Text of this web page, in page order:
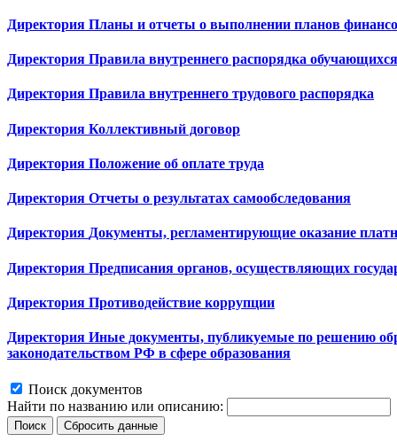
Директория Планы и отчеты о выполнении планов
Директория Правила внутреннего распорядка обучающихся
Директория Правила внутреннего трудового распорядка
Директория Коллективный договор
Директория Положение об оплате труда
Директория Отчеты о результатах самообследования
Директория Документы, регламентирующие оказание
Директория Предписания органов, осуществляющих
Директория Противодействие коррупции
Директория Иные документы, публикуемые по решению
законодательством РФ в сфере образования
Поиск документов
Найти по названию или описанию:
Поиск Сбросить данные